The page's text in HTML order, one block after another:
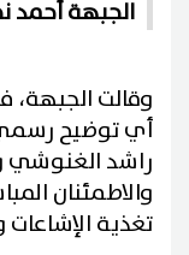
الجبهة أحمد
وقالت الجبهة،
أي توضيح
راشد الغنوشي
والاطمئنان
تغذية الإشاعات